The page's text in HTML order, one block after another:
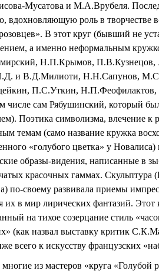
Мусатова и М.А.Врубеля.
вдохновляющую роль в творчестве
В этот круг (бывший не
а именно неформальным
Н.П.Крымов, П.В.Кузнецов,
и В.Д.Милиоти, Н.Н.Сапунов,
П.С.Уткин,
числе сам Рябушинский, который
Поэтика символизма, влечение к
темам (само название кружка
«голубого цветка» у Новалиса)
образы-видения, написанные в
красочных гаммах. Скульптура
по-своему развивала приемы
их в мир лирических фантазий. Этот
на тихое созерцание стиль
(как назвал выставку критик
всего к искусству французских
из мастеров «круга «Голубой